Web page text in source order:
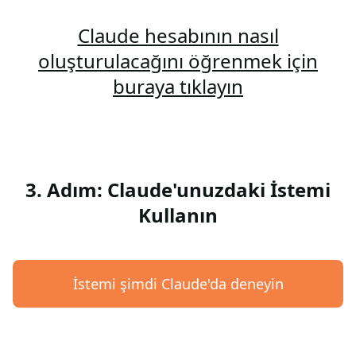
Claude hesabının nasıl
oluşturulacağını öğrenmek için
buraya tıklayın
3. Adım: Claude'unuzdaki İstemi
Kullanın
İstemi şimdi Claude'da deneyin